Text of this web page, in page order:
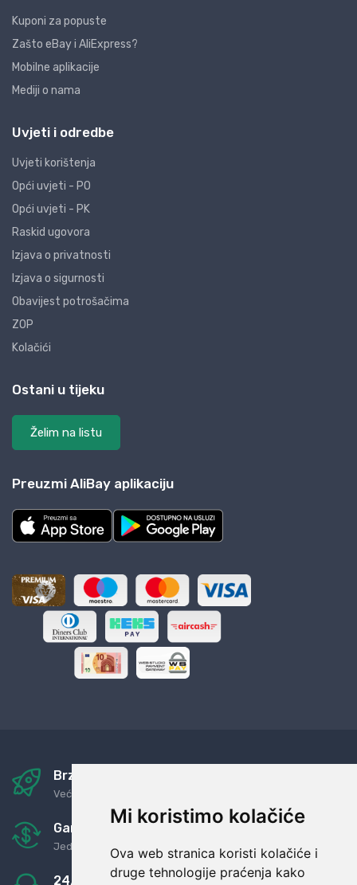
Mi koristimo kolačiće
Ova web stranica koristi kolačiće i
druge tehnologije praćenja kako
Kuponi za popuste
Zašto eBay i AliExpress?
Mobilne aplikacije
Mediji o nama
Uvjeti i odredbe
Uvjeti korištenja
Opći uvjeti - PO
Opći uvjeti - PK
Raskid ugovora
Izjava o privatnosti
Izjava o sigurnosti
Obavijest potrošačima
ZOP
Kolačići
Ostani u tijeku
Želim na listu
Preuzmi AliBay aplikaciju
Brza i sigurna dostava
Već za nekoliko dana kod vas
Garancija u povrat novaca
Jednostavno pravilo: Roba za novac
24/7 odlična podrška